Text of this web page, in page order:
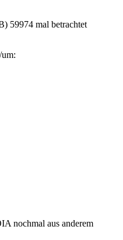
59974 mal betrachtet
nochmal aus anderem